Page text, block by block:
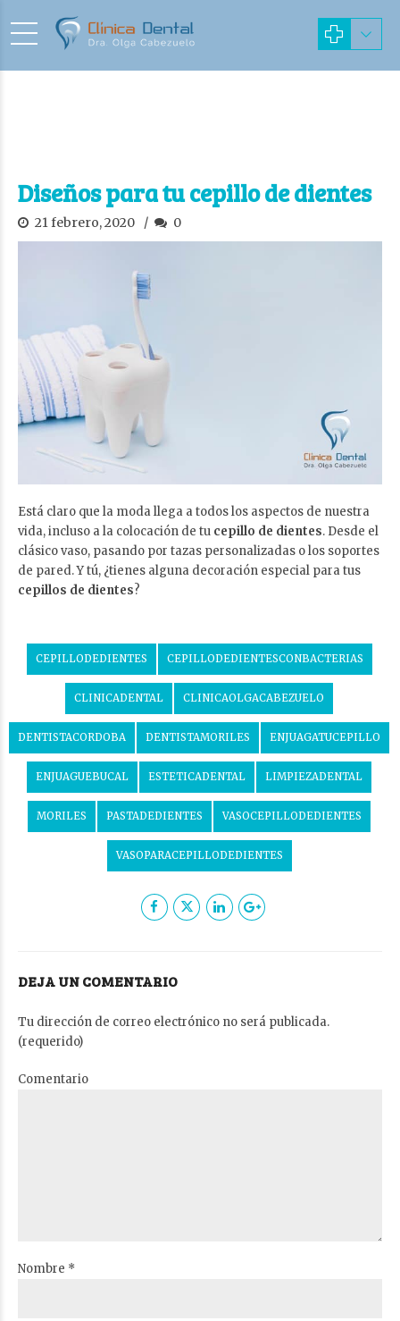
Diseños para tu cepillo de dientes
21 febrero, 2020 0
Está claro que la moda llega a todos los aspectos de nuestra
vida, incluso a la colocación de tu cepillo de dientes. Desde el
clásico vaso, pasando por tazas personalizadas o los soportes
de pared. Y tú, ¿tienes alguna decoración especial para tus
cepillos de dientes?
CEPILLODEDIENTES CEPILLODEDIENTESCONBACTERIAS
CLINICADENTAL CLINICAOLGACABEZUELO
DENTISTACORDOBA DENTISTAMORILES ENJUAGATUCEPILLO
ENJUAGUEBUCAL ESTETICADENTAL LIMPIEZADENTAL
MORILES PASTADEDIENTES VASOCEPILLODEDIENTES
VASOPARACEPILLODEDIENTES
DEJA UN COMENTARIO
Tu dirección de correo electrónico no será publicada.
(requerido)
Comentario
Nombre *